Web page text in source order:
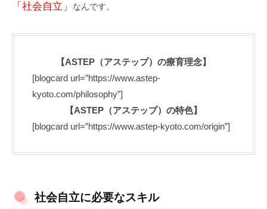
「社会自立」 なんです。
【ASTEP（アステップ）の療育理念】
[blogcard url=”https://www.astep-
kyoto.com/philosophy”]
【ASTEP（アステップ）の特色】
[blogcard url=”https://www.astep-kyoto.com/origin”]
社会自立に必要なスキル